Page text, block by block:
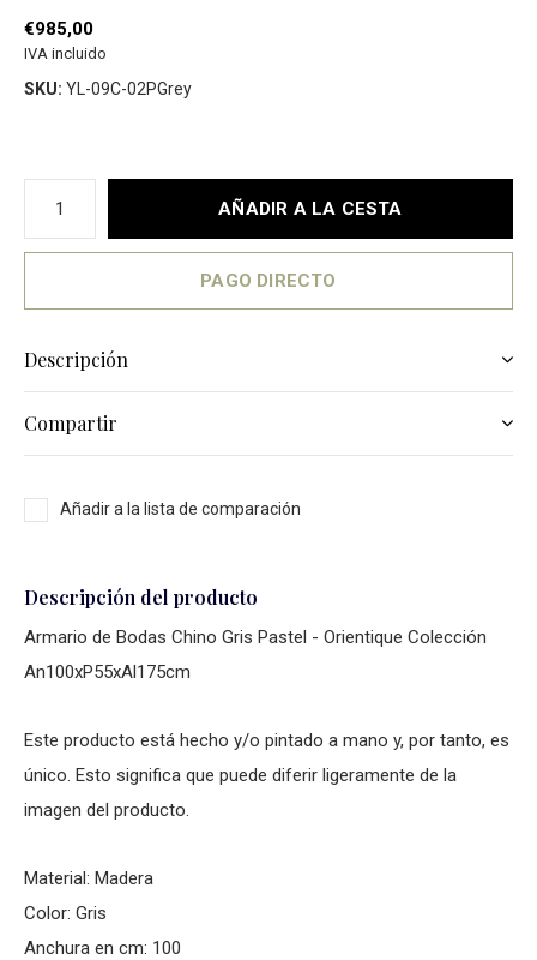
€985,00
IVA incluido
SKU: YL-09C-02PGrey
AÑADIR A LA CESTA
PAGO DIRECTO
Descripción
Compartir
Añadir a la lista de comparación
Descripción del producto
Armario de Bodas Chino Gris Pastel - Orientique Colección
An100xP55xAl175cm
Este producto está hecho y/o pintado a mano y, por tanto, es
único. Esto significa que puede diferir ligeramente de la
imagen del producto.
Material: Madera
Color: Gris
Anchura en cm: 100